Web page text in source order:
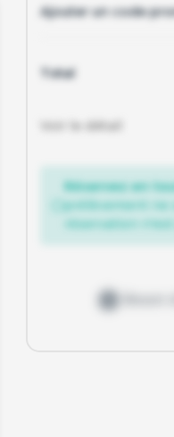
Ajouter un code
Total
Voir le détail
Réservez en
prélèvement ne
réservation